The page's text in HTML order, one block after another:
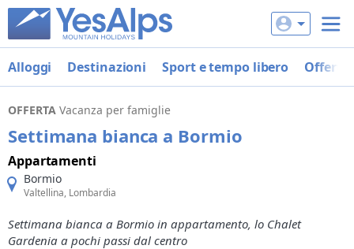
Alloggi Destinazioni Sport e tempo libero Offerte
OFFERTA Vacanza per famiglie
Settimana bianca a Bormio
Appartamenti
Bormio
Valtellina, Lombardia
Settimana bianca a Bormio in appartamento, lo Chalet
Gardenia a pochi passi dal centro